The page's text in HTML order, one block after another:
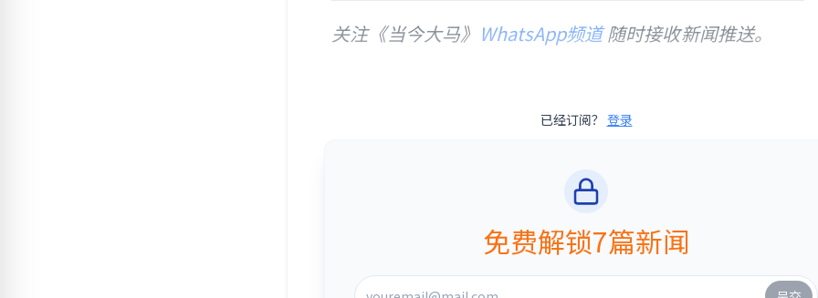
关注《当今大马》 WhatsApp频道随时接收新闻推送。
已经订阅？ 登录
免费解锁7篇新闻